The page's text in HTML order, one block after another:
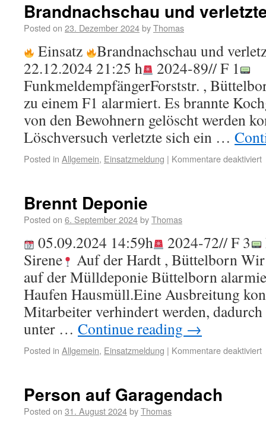
Brandnachschau und
Posted on 23. Dezember 2024byThomas
Einsatz
Brandnachschau und
22.12.2024 21:25 h
2024-89// F 1
FunkmeldempfängerForststr. ,
zu einem F1 alarmiert. Es brannte
von den Bewohnern gelöscht werden
Löschversuch verletzte sich ein …
Posted in Allgemein, Einsatzmeldung | Kommentare deaktiviert
Brennt Deponie
Posted on 6. September 2024byThomas
05.09.2024 14:59h 2024-72// F 3
Sirene
Auf der Hardt , Büttelborn
auf der Mülldeponie Büttelborn
Haufen Hausmüll.Eine Ausbreitung
Mitarbeiter verhindert werden, dadurch
unter … Continue reading →
Posted in Allgemein, Einsatzmeldung | Kommentare deaktiviert
Person auf Garagendach
Posted on 31. August 2024byThomas